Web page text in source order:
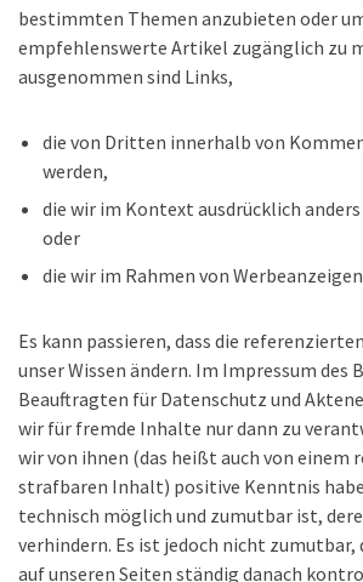
bestimmten Themen anzubieten oder
empfehlenswerte Artikel zugänglich zu
ausgenommen sind Links,
die von Dritten innerhalb von
werden,
die wir im Kontext ausdrücklich
oder
die wir im Rahmen von
Es kann passieren, dass die
unser Wissen ändern. Im Impressum des
Beauftragten für Datenschutz und
wir für fremde Inhalte nur dann zu
wir von ihnen (das heißt auch von einem
strafbaren Inhalt) positive Kenntnis
technisch möglich und zumutbar ist,
verhindern. Es ist jedoch nicht zumutbar,
auf unseren Seiten ständig danach